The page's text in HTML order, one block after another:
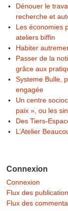
Dénouer le
recherche et
Les économies
ateliers biffin
Habiter
Passer de la
grâce aux
Systeme Bulle,
engagée
Un centre
paix », ou les
Des Tiers-
L’Atelier
Connexion
Connexion
Flux des
Flux des